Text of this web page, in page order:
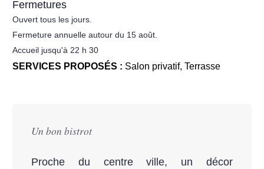
Fermetures
Ouvert tous les jours.
Fermeture annuelle autour du 15 août.
Accueil jusqu'à 22 h 30
SERVICES PROPOSÉS : Salon privatif, Terrasse
Un bon bistrot
Proche du centre ville, un décor